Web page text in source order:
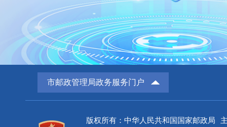
市邮政管理局政务服务门户
版权所有：中华人民共和国国家邮政局